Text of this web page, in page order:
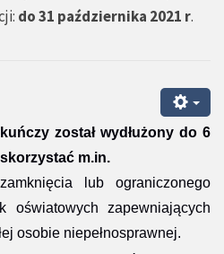
do 31 października 2021 r.
został wydłużony do 6
m.in.
lub ograniczonego
oświatowych zapewniających
osobie niepełnosprawnej.